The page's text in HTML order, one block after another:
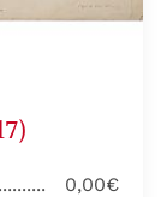
0,00€